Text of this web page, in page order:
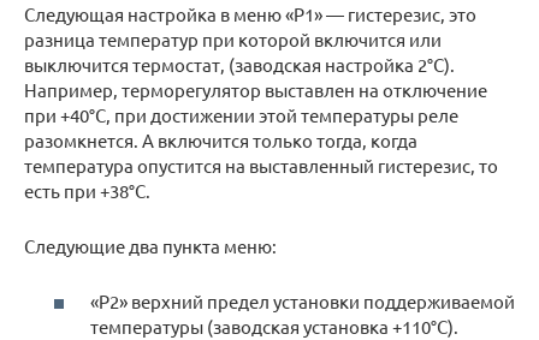
Следующая настройка в меню «Р1» — гистерезис, это
разница температур при которой включится или
выключится термостат, (заводская настройка 2°C).
Например, терморегулятор выставлен на отключение
при +40°C, при достижении этой температуры реле
разомкнется. А включится только тогда, когда
температура опустится на выставленный гистерезис, то
есть при +38°C.
Следующие два пункта меню:
«Р2» верхний предел установки поддерживаемой
температуры (заводская установка +110°C).